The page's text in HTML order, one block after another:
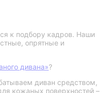
к подбору кадров. Наши
опрятные и
дивана»?
диван средством,
кожаных поверхностей –